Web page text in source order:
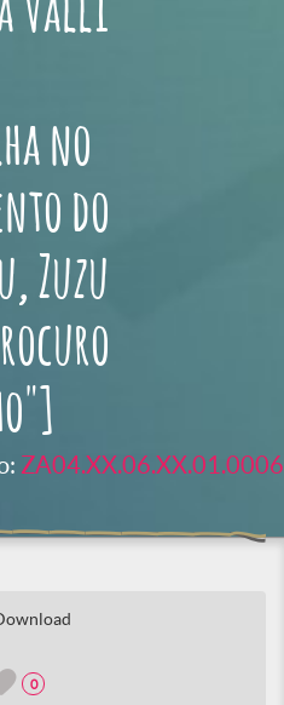
Valli
no
do
Zuzu
ZA04.XX.06.XX.01.0006
0